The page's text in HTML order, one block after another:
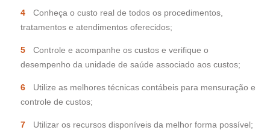
Conheça o custo real de todos os procedimentos,
tratamentos e atendimentos oferecidos;
Controle e acompanhe os custos e verifique o
desempenho da unidade de saúde associado aos custos;
Utilize as melhores técnicas contábeis para mensuração e
controle de custos;
Utilizar os recursos disponíveis da melhor forma possível;